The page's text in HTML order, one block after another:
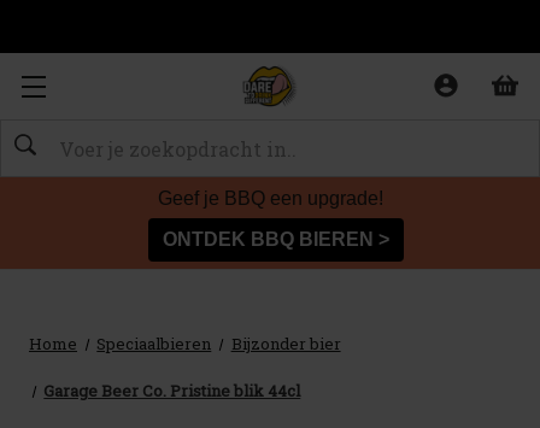
Zoeken
Geef je BBQ een upgrade!
ONTDEK BBQ BIEREN >
Home Speciaalbieren Bijzonder bier
Garage Beer Co. Pristine blik 44cl